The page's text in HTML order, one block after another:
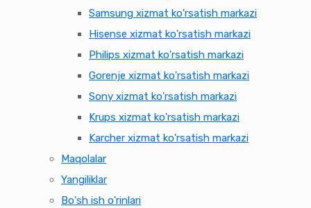
Samsung xizmat ko'rsatish markazi
Hisense xizmat ko'rsatish markazi
Philips xizmat ko'rsatish markazi
Gorenje xizmat ko'rsatish markazi
Sony xizmat ko'rsatish markazi
Krups xizmat ko'rsatish markazi
Karcher xizmat ko'rsatish markazi
Maqolalar
Yangiliklar
Bo'sh ish o'rinlari